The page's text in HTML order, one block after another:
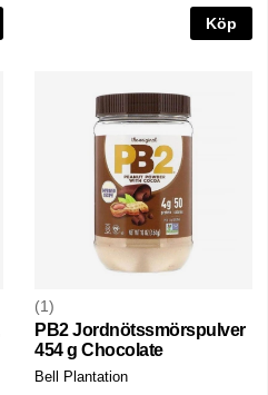
Köp
1
PB2 Jordnötssmörspulver
454 g Chocolate
Bell Plantation